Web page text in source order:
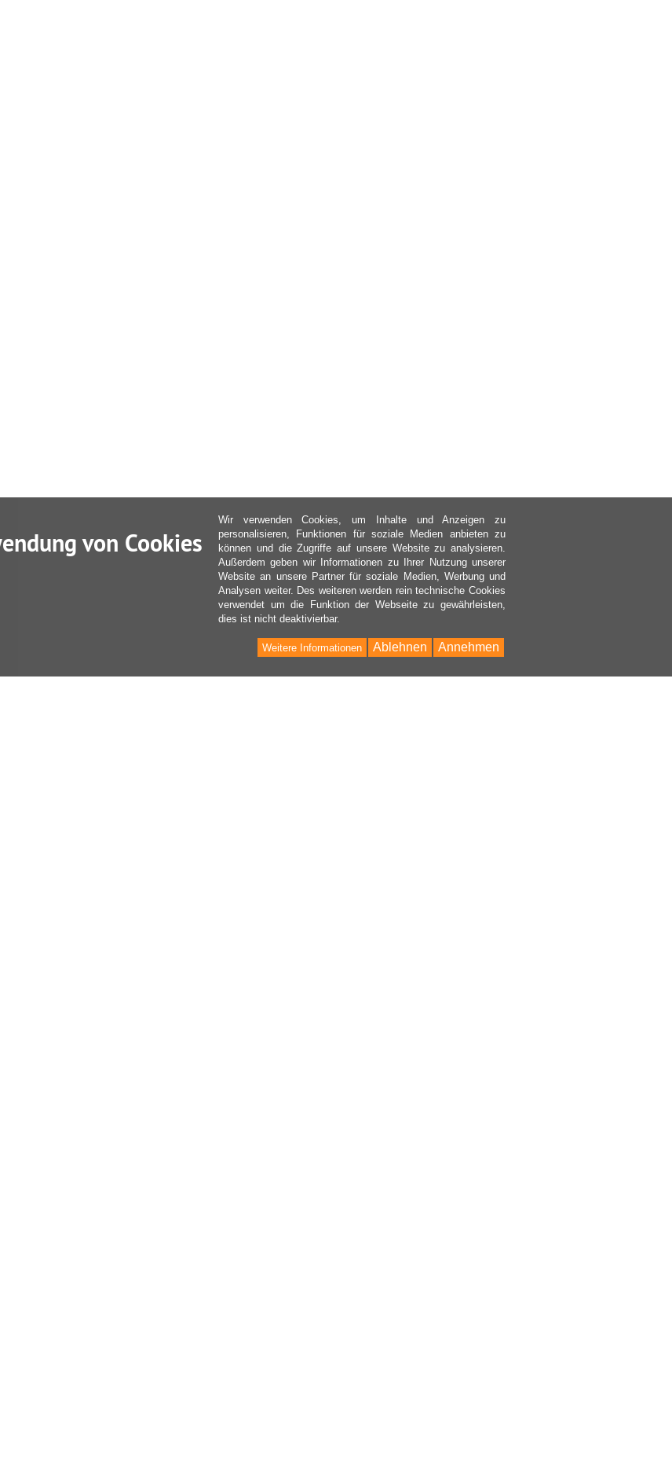
von Cookies
Wir verwenden Cookies, um Inhalte und Anzeigen zu
personalisieren, Funktionen für soziale Medien anbieten zu
können und die Zugriffe auf unsere Website zu analysieren.
Außerdem geben wir Informationen zu Ihrer Nutzung unserer
Website an unsere Partner für soziale Medien, Werbung und
Analysen weiter. Des weiteren werden rein technische Cookies
verwendet um die Funktion der Webseite zu gewährleisten,
dies ist nicht deaktivierbar.
Annehmen
Ablehnen
Weitere Informationen